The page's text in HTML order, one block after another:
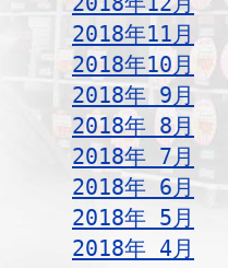
2018年11月
2018年10月
2018年 9月
2018年 8月
2018年 7月
2018年 6月
2018年 5月
2018年 4月